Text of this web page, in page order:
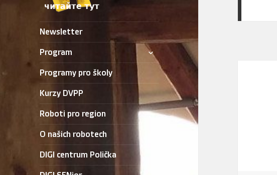
Newsletter
Program
zobrazit
podřazené
položky
Programy pro školy
Kurzy DVPP
Roboti pro region
O našich robotech
DIGI centrum Polička